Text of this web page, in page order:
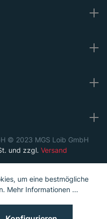
© 2023 MGS Loib GmbH
und zzgl. Versand
um eine bestmögliche
Mehr Informationen ...